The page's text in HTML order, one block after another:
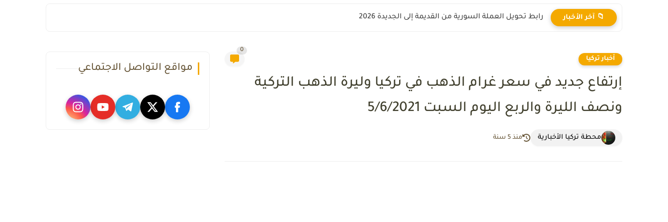
📁 آخر الأخبار رابط تحويل العملة السورية من القديمة إلى الجديدة 2026
أخبار تركيا
0
إرتفاع جديد في سعر غرام الذهب في تركيا وليرة الذهب التركية
ونصف الليرة والربع اليوم السبت 5/6/2021
محطة تركيا الأخبارية منذ 5 سنة
مواقع التواصل الاجتماعي